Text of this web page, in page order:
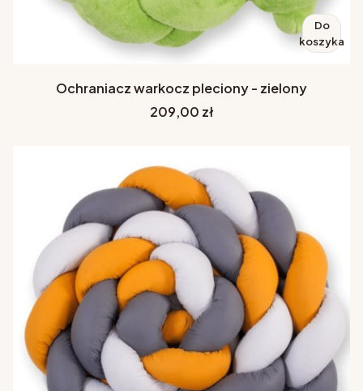
Do
koszyka
Ochraniacz warkocz pleciony - zielony
Cena
209,00 zł